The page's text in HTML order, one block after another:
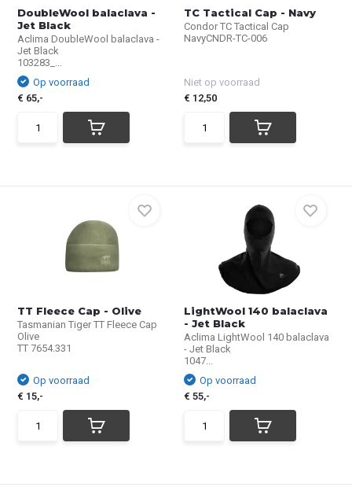
DoubleWool balaclava -
Jet Black
Aclima DoubleWool balaclava -
Jet Black
103283_...
Op voorraad
€ 65,-
TC Tactical Cap - Navy
Condor TC Tactical Cap
NavyCNDR-TC-006
Niet op voorraad
€ 12,50
TT Fleece Cap - Olive
Tasmanian Tiger TT Fleece Cap
Olive
TT 7654.331
Op voorraad
€ 15,-
LightWool 140 balaclava
- Jet Black
Aclima LightWool 140 balaclava
- Jet Black
1047...
Op voorraad
€ 55,-